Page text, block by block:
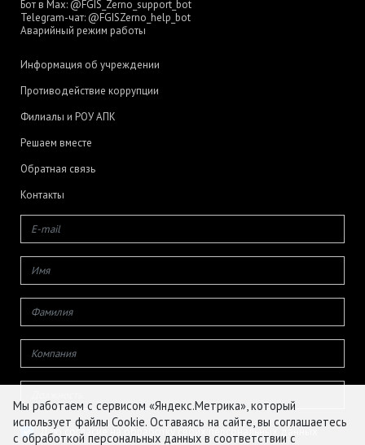
Бот в Max: @FGIS_Zerno_support_bot
Telegram-чат: @FGISZerno_help_bot
Аварийный режим работы
Информация об учреждении
Противодействие коррупции
Филиалы и РОУ АПК
Решаем вместе
Обратная связь
Контакты
Даю согласие на обработку своих персональных данных
Мы работаем с сервисом «Яндекс.Метрика», который
использует файлы Cookie. Оставаясь на сайте, вы соглашаетесь
с обработкой персональных данных в соответствии с